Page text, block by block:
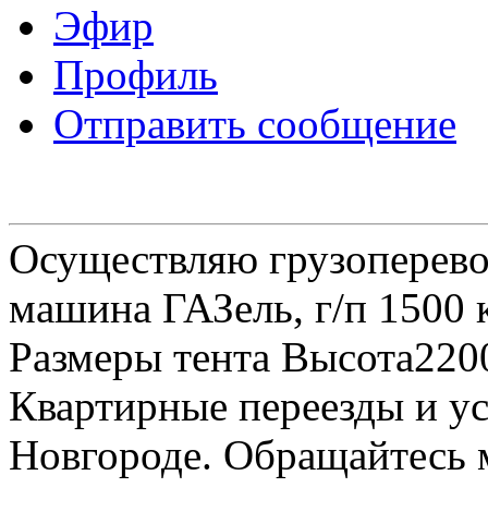
Эфир
Профиль
Отправить сообщение
Осуществляю
машина ГАЗель, г/п 1500
Размеры тента
Квартирные переезды и
Новгороде.